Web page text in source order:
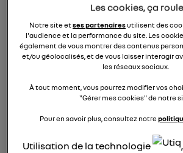
860membres
On a réinventé la voiture à vivre,
et le confort de toute la
posez une question
rejoignez
Les cookies, ça roule
Notre site etses partenairesutilisent des
l'audience et la performance du site. Les
également de vous montrer des contenus
et/ou géolocalisés, et de vous laisser interagir
les réseaux sociaux.
À tout moment, vous pourrez modifier vos
"Gérer mes cookies" de notre
Pour en savoir plus, consultez notre
Utilisation de la technologie